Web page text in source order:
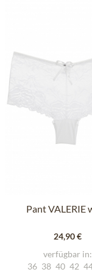
Pant VALERIE
24,90 €
verfügbar in:
36 38 40 42